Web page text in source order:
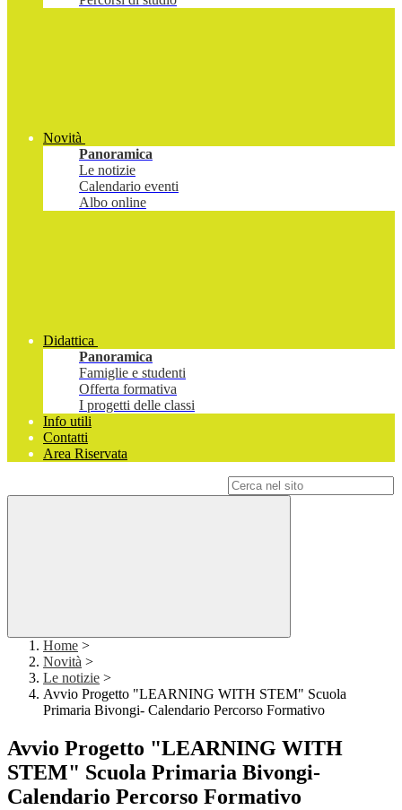
Novità
Panoramica
Le notizie
Calendario eventi
Albo online
Didattica
Panoramica
Famiglie e studenti
Offerta formativa
I progetti delle classi
Info utili
Contatti
Area Riservata
Home >
Novità >
Le notizie >
Avvio Progetto "LEARNING WITH STEM" Scuola
Primaria Bivongi- Calendario Percorso Formativo
Avvio Progetto "LEARNING WITH
STEM" Scuola Primaria Bivongi-
Calendario Percorso Formativo